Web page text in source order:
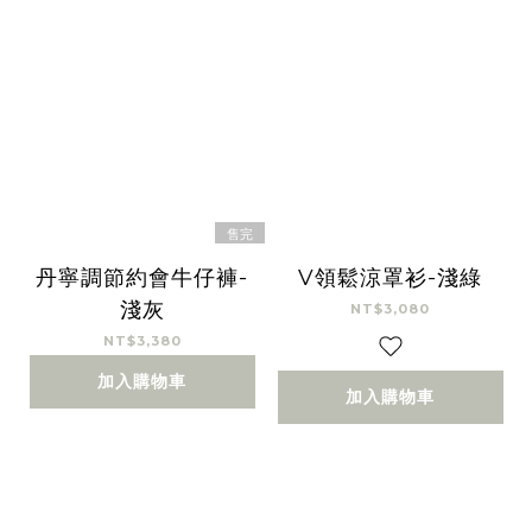
售完
丹寧調節約會牛仔褲-
淺灰
NT$3,380
加入購物車
V領鬆涼罩衫-淺綠
NT$3,080
加入購物車